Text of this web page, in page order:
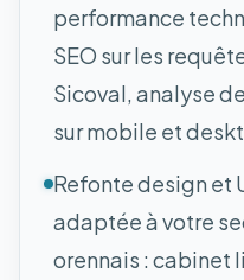
performance
SEO sur les
Sicoval, analyse
sur mobile et
Refonte design et
adaptée à votre
orennais : cabinet